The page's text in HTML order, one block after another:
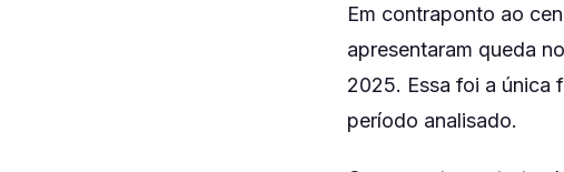
Em contraponto ao
apresentaram queda
2025. Essa foi a única
período analisado.